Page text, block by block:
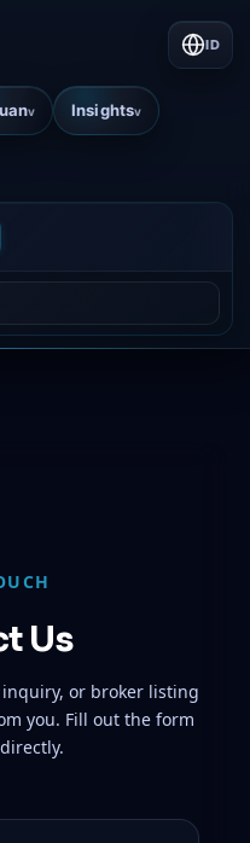
v Insightsv
ID
Us
or broker listing
you. Fill out the form